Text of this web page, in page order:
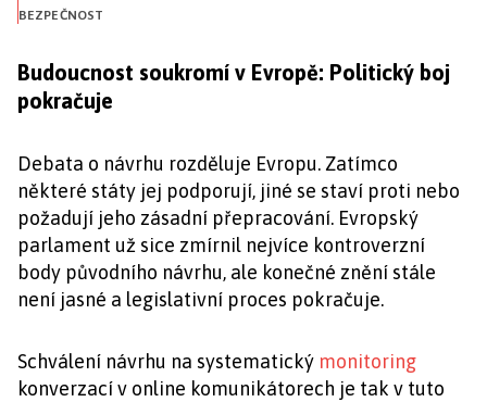
BEZPEČNOST
Budoucnost soukromí v Evropě: Politický boj
pokračuje
Debata o návrhu rozděluje Evropu. Zatímco
některé státy jej podporují, jiné se staví proti nebo
požadují jeho zásadní přepracování. Evropský
parlament už sice zmírnil nejvíce kontroverzní
body původního návrhu, ale konečné znění stále
není jasné a legislativní proces pokračuje.
Schválení návrhu na systematický monitoring
konverzací v online komunikátorech je tak v tuto